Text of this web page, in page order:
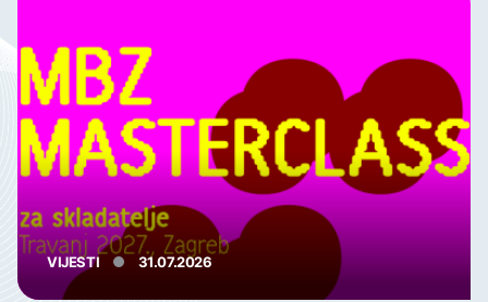
VIJESTI 31.07.2026